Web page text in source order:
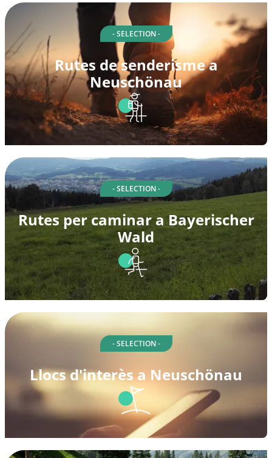
- SELECTION -
Rutes de senderisme a
Neuschönau
- SELECTION -
Rutes per caminar a Bayerischer
Wald
- SELECTION -
Llocs d'interès a Neuschönau